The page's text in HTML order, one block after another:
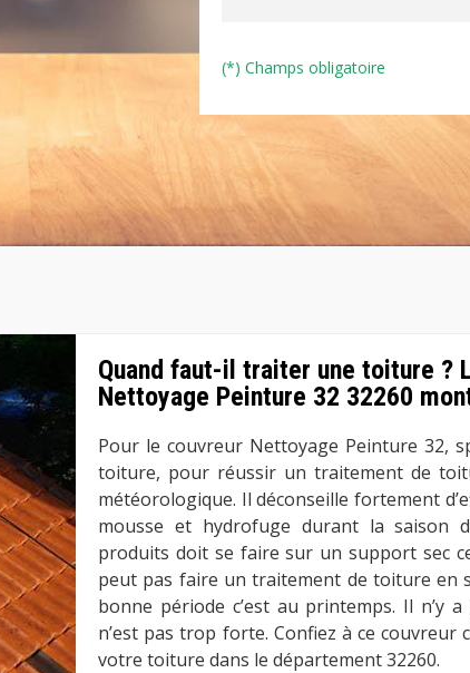
(*) Champs obligatoire
Quand faut-il traiter une toiture ?
Nettoyage Peinture 32 32260
Pour le couvreur Nettoyage Peinture 32,
toiture, pour réussir un traitement de
météorologique. Il déconseille fortement
mousse et hydrofuge durant la saison
produits doit se faire sur un support sec
peut pas faire un traitement de toiture en
bonne période c’est au printemps. Il n’y
n’est pas trop forte. Confiez à ce couvreur
votre toiture dans le département 32260.